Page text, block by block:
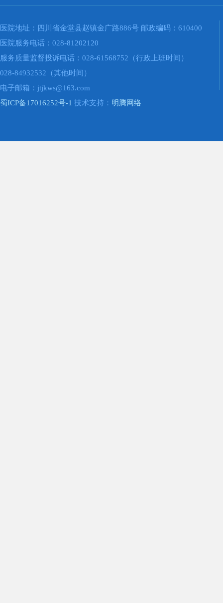
医院地址：四川省金堂县赵镇金广路886号 邮政编码：610400
医院服务电话：028-81202120
服务质量监督投诉电话：028-61568752（行政上班时间）
028-84932532（其他时间）
电子邮箱：jtjkws@163.com
蜀ICP备17016252号-1 技术支持： 明腾网络